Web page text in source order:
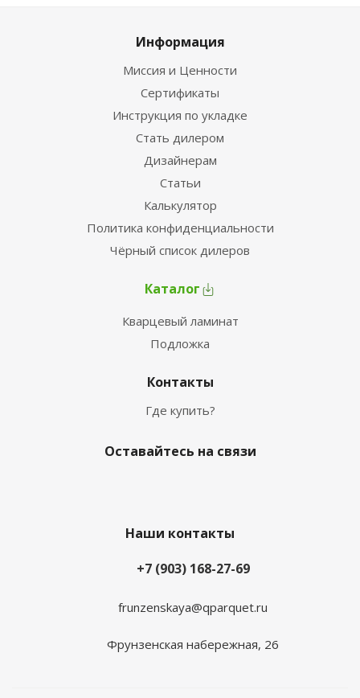
Информация
Миссия и Ценности
Сертификаты
Инструкция по укладке
Стать дилером
Дизайнерам
Статьи
Калькулятор
Политика конфиденциальности
Чёрный список дилеров
Каталог
Кварцевый ламинат
Подложка
Контакты
Где купить?
Оставайтесь на связи
Наши контакты
+7 (903) 168-27-69
frunzenskaya@qparquet.ru
Фрунзенская набережная, 26